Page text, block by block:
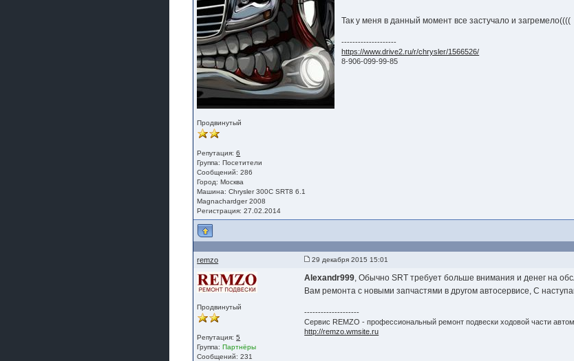
Продвинутый
Репутация:6
Группа:Посетители
Сообщений: 286
Город: Москва
Машина: Chrysler 300C SRT8 6.1
Magnachardger 2008
Регистрация: 27.02.2014
Так у меня в данный момент все застучало и загремело((((
--------------------
https://www.drive2.ru/r/chrysler/1566526/
8-906-099-99-85
remzo 29 декабря 2015 15:01
Продвинутый
Репутация:5
Группа:Партнёры
Сообщений: 231
Alexandr999, Обычно SRT требует больше внимания и денег на
Вам ремонта с новыми запчастями в другом автосервисе, С
--------------------
Сервис REMZO - профессиональный ремонт подвески ходовой части
http://remzo.wmsite.ru